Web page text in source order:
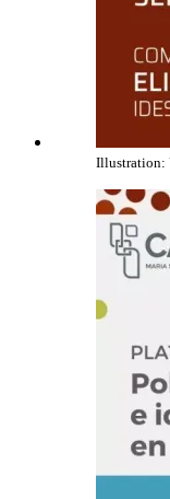
Illustration: